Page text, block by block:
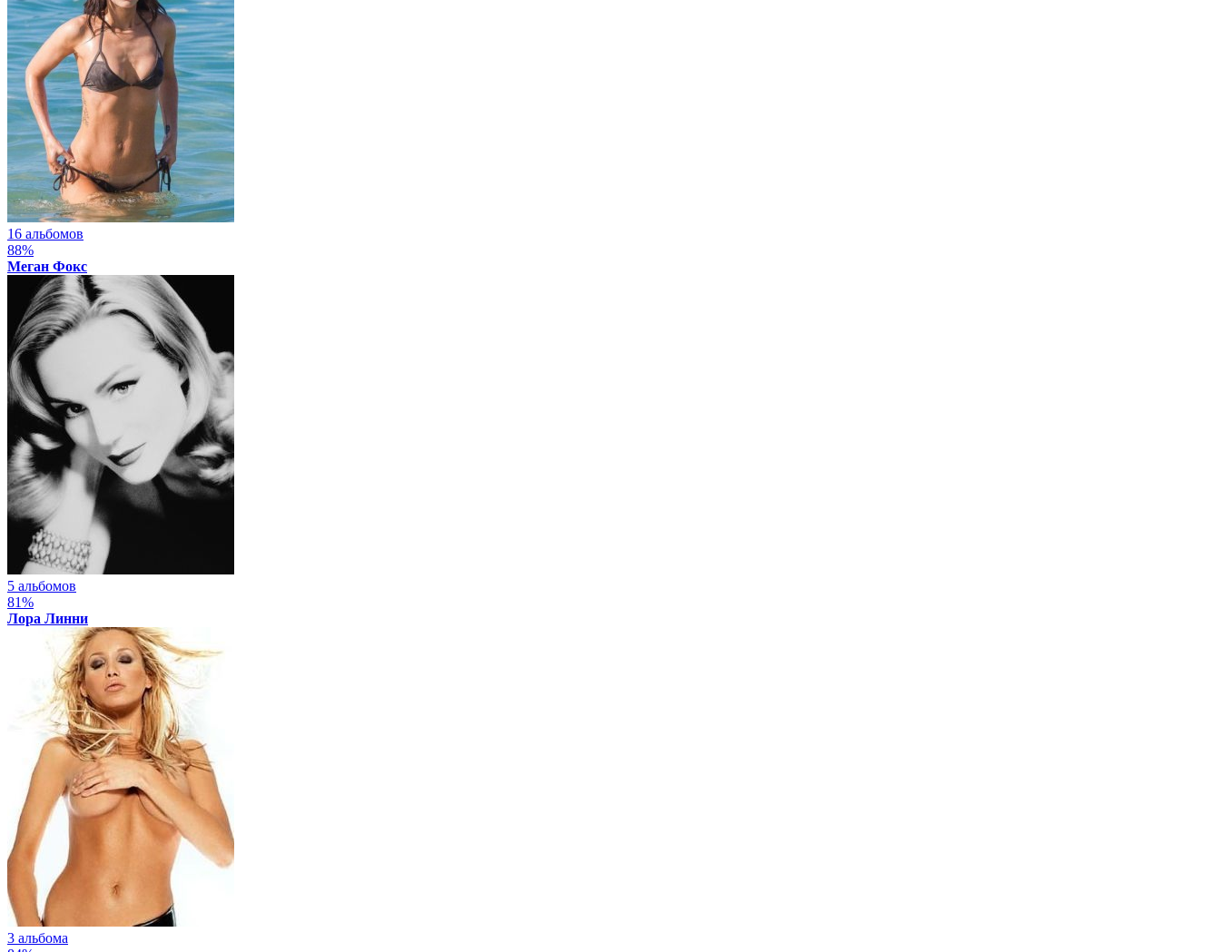
16 альбомов
88%
Меган Фокс
5 альбомов
81%
Лора Линни
3 альбома